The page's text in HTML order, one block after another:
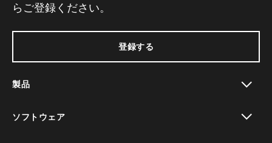
らご登録ください。
登録する
製品
ソフトウェア